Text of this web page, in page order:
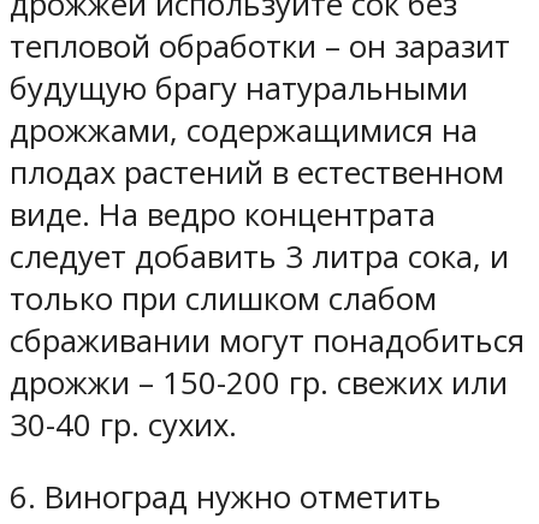
тепловой обработки – он заразит
будущую брагу натуральными
дрожжами, содержащимися на
плодах растений в естественном
виде. На ведро концентрата
следует добавить 3 литра сока, и
только при слишком слабом
сбраживании могут понадобиться
дрожжи – 150-200 гр. свежих или
30-40 гр. сухих.
6. Виноград нужно отметить